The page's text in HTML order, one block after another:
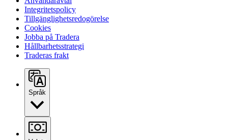
Integritetspolicy
Tillgänglighetsredogörelse
Cookies
Jobba på Tradera
Hållbarhetsstrategi
Traderas frakt
Språk